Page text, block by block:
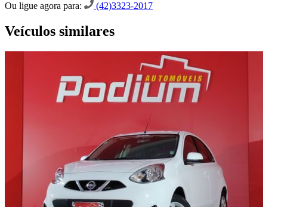
Ou ligue agora para: (42)3323-2017
Veículos similares